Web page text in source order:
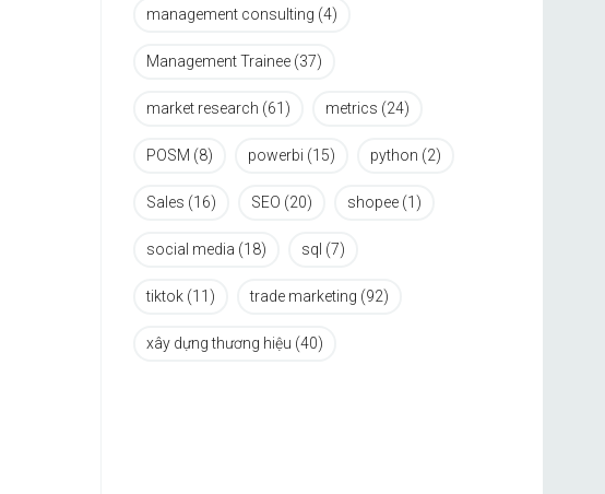
management consulting (4)
Management Trainee (37)
market research (61) metrics (24)
POSM (8) powerbi (15) python (2)
Sales (16) SEO (20) shopee (1)
social media (18) sql (7)
tiktok (11) trade marketing (92)
xây dựng thương hiệu (40)